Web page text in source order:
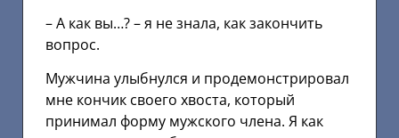
– А как вы…? – я не знала, как закончить
вопрос.
Мужчина улыбнулся и продемонстрировал
мне кончик своего хвоста, который
принимал форму мужского члена. Я как